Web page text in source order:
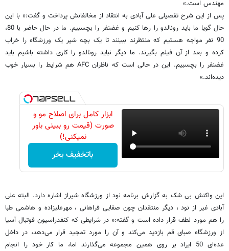
مهندس است.»
پس از این شرح تفصیلی علی آبادی به انتقاد از مخالفانش پرداخت و گفت:« با این
حال گویا ما باید رونالدو را رها کنیم و غضنفر را بچسبیم. ما در حال حاضر با 80،
90 نفر مواجه هستیم که منتظرند ببینند تا یک بچه شیر یک ورزشگاه را خراب
کرده و بعد از آن فیلم بگیرند. ما دیگر نباید رونالدو را کاری داشته باشیم باید
غضنفر را بچسبیم. این در حالی است که ناظران AFC هم شرایط را بسیار خوب
دیده‌اند.»
ابزار کامل برای اصلاح مو و
صورت (قیمت رو ببینی باور
نمیکنی!)
باتخفیف بخر
این واکنش بی شک به گزارش برنامه نود از ورزشگاه شیراز اشاره دارد. البته علی
آبادی غیر از نود ، دیگر منتقدان چون صفایی فراهانی ، مهرعلیزاده و هاشمی طبا
را هم مورد لطف قرار داده است و گفته:« در شرایطی که کنفدراسیون فوتبال آسیا
از ورزشگاه صبای قم بازدید می‌کند و آن را مورد تمجید قرار می‌دهد، در داخل
عده‌ای 50 ایراد بر روی همین مجموعه می‌گذارند اما، ما کار خود را انجام